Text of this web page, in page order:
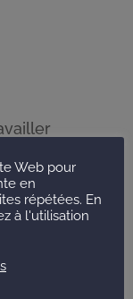
le
?
?
Web pour
en
répétées. En
à l'utilisation